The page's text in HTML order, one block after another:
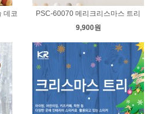
데코
PSC-60070 메리크리스마스 트리
9,900원